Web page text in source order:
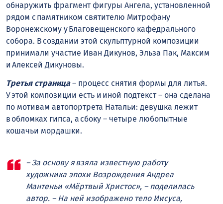
обнаружить фрагмент фигуры Ангела, установленной
рядом с памятником святителю Митрофану
Воронежскому у Благовещенского кафедрального
собора. В создании этой скульптурной композиции
принимали участие Иван Дикунов, Эльза Пак, Максим
и Алексей Дикуновы.
Третья страница– процесс снятия формы для литья.
У этой композиции есть и иной подтекст – она сделана
по мотивам автопортрета Натальи: девушка лежит
в обломках гипса, а сбоку – четыре любопытные
кошачьи мордашки.
– За основу я взяла известную работу
художника эпохи Возрождения Андреа
Мантеньи «Мёртвый Христос», – поделилась
автор. – На ней изображено тело Иисуса,